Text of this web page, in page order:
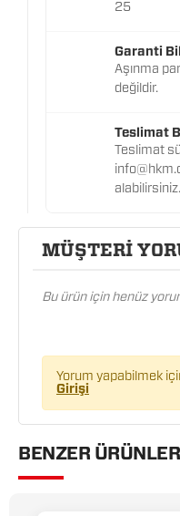
25
Garanti
Aşınma
değildir.
Teslimat
Teslimat
alabilirsiniz.
MÜŞTERİ
Bu ürün için henüz
Yorum yapabilmek
Girişi
BENZER ÜRÜNLER